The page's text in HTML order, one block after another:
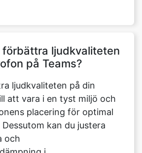
förbättra ljudkvaliteten
på Teams?
ljudkvaliteten på din
att vara i en tyst miljö och
placering för optimal
kan du justera
och